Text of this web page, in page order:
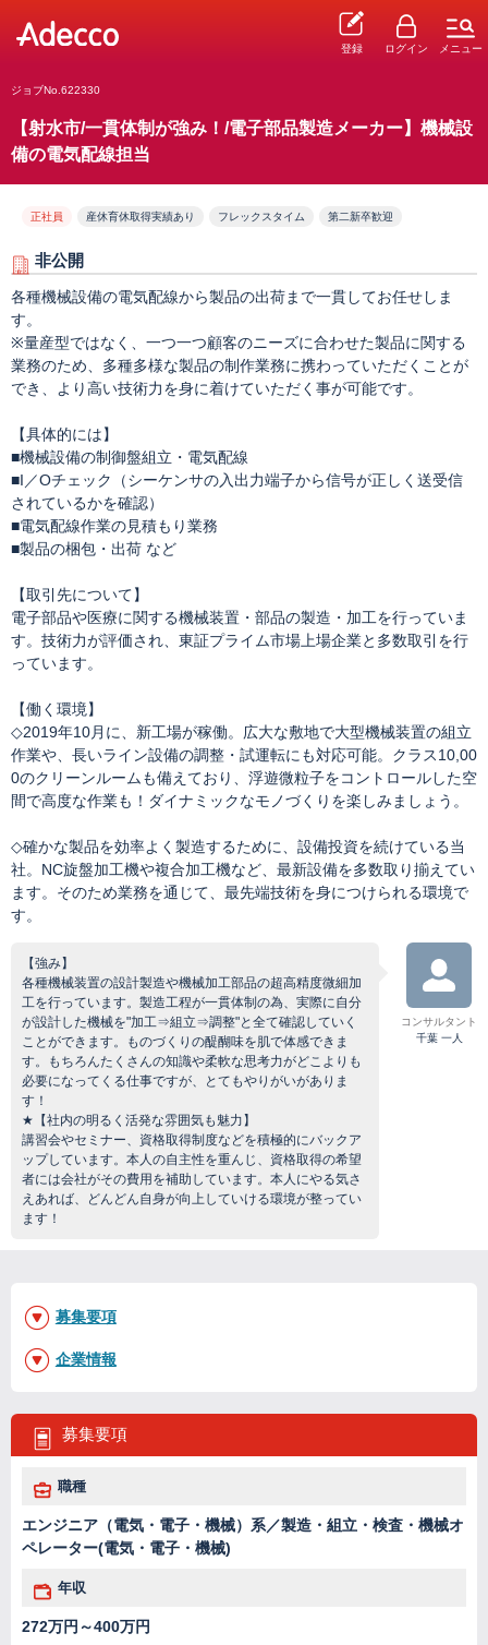
登録 ログイン メニュー
ジョブNo.622330
【射水市/一貫体制が強み！/電子部品製造メーカー】機械設
備の電気配線担当
正社員 産休育休取得実績あり フレックスタイム 第二新卒歓迎
非公開
各種機械設備の電気配線から製品の出荷まで一貫してお任せしま
す。
※量産型ではなく、一つ一つ顧客のニーズに合わせた製品に関する
業務のため、多種多様な製品の制作業務に携わっていただくことが
でき、より高い技術力を身に着けていただく事が可能です。
【具体的には】
■機械設備の制御盤組立・電気配線
■I／Oチェック（シーケンサの入出力端子から信号が正しく送受信
されているかを確認）
■電気配線作業の見積もり業務
■製品の梱包・出荷 など
【取引先について】
電子部品や医療に関する機械装置・部品の製造・加工を行っていま
す。技術力が評価され、東証プライム市場上場企業と多数取引を行
っています。
【働く環境】
◇2019年10月に、新工場が稼働。広大な敷地で大型機械装置の組立
作業や、長いライン設備の調整・試運転にも対応可能。クラス10,00
0のクリーンルームも備えており、浮遊微粒子をコントロールした空
間で高度な作業も！ダイナミックなモノづくりを楽しみましょう。
◇確かな製品を効率よく製造するために、設備投資を続けている当
社。NC旋盤加工機や複合加工機など、最新設備を多数取り揃えてい
ます。そのため業務を通じて、最先端技術を身につけられる環境で
す。
【強み】
各種機械装置の設計製造や機械加工部品の超高精度微細加
工を行っています。製造工程が一貫体制の為、実際に自分
が設計した機械を"加工⇒組立⇒調整"と全て確認していく
ことができます。ものづくりの醍醐味を肌で体感できま
す。もちろんたくさんの知識や柔軟な思考力がどこよりも
必要になってくる仕事ですが、とてもやりがいがありま
す！
★【社内の明るく活発な雰囲気も魅力】
講習会やセミナー、資格取得制度などを積極的にバックア
ップしています。本人の自主性を重んじ、資格取得の希望
者には会社がその費用を補助しています。本人にやる気さ
えあれば、どんどん自身が向上していける環境が整ってい
ます！
コンサルタント
千葉 一人
募集要項
職種
エンジニア（電気・電子・機械）系／製造・組立・検査・機械オ
ペレーター(電気・電子・機械)
年収
272万円～400万円
募集要項
企業情報